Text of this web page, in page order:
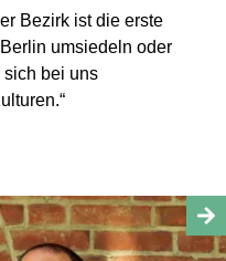
Bezirk ist die erste
umsiedeln oder
sich bei uns